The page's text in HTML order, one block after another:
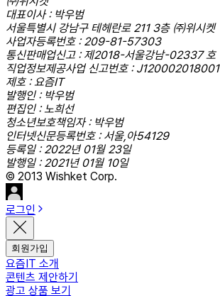
대표이사 : 박우범
서울특별시 강남구 테헤란로 211 3층 ㈜위시켓
사업자등록번호 : 209-81-57303
통신판매업신고 : 제2018-서울강남-02337 호
직업정보제공사업 신고번호 :
제호 : 요즘IT
발행인 : 박우범
편집인 : 노희선
청소년보호책임자 : 박우범
인터넷신문등록번호 : 서울,아54129
등록일 : 2022년 01월 23일
발행일 : 2021년 01월 10일
© 2013 Wishket Corp.
로그인
회원가입
요즘IT 소개
콘텐츠 제안하기
광고 상품 보기